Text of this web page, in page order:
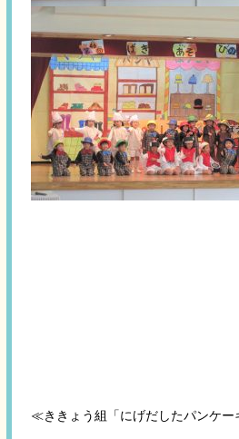
≪ききょう組「にげだしたパンケ